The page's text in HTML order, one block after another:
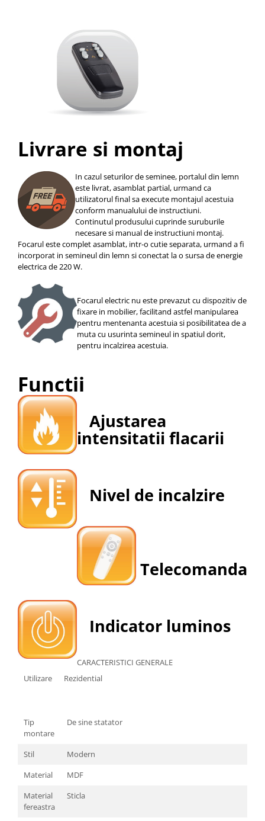
Livrare si montaj
In cazul seturilor de seminee, portalul din lemn
este livrat, asamblat partial, urmand ca
utilizatorul final sa execute montajul acestuia
conform manualului de instructiuni.
Continutul produsului cuprinde suruburile
necesare si manual de instructiuni montaj.
Focarul este complet asamblat, intr-o cutie separata, urmand a fi
incorporat in semineul din lemn si conectat la o sursa de energie
electrica de 220 W.
Focarul electric nu este prevazut cu dispozitiv de
fixare in mobilier, facilitand astfel manipularea
pentru mentenanta acestuia si posibilitatea de a
muta cu usurinta semineul in spatiul dorit,
pentru incalzirea acestuia.
Functii
Ajustarea
intensitatii flacarii
Nivel de incalzire
Telecomanda
Indicator luminos
CARACTERISTICI GENERALE
Utilizare
Rezidential
Tip
montare
De sine statator
Stil
Modern
Material
MDF
Material
fereastra
Sticla